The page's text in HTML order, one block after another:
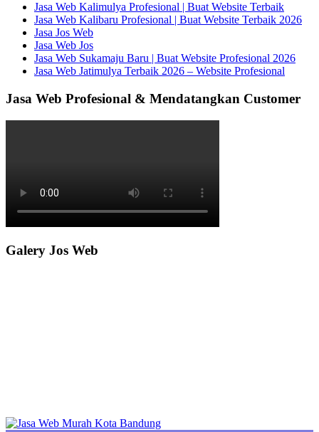
Jasa Web Kalimulya Profesional | Buat Website Terbaik
Jasa Web Kalibaru Profesional | Buat Website Terbaik 2026
Jasa Jos Web
Jasa Web Jos
Jasa Web Sukamaju Baru | Buat Website Profesional 2026
Jasa Web Jatimulya Terbaik 2026 – Website Profesional
Jasa Web Profesional & Mendatangkan Customer
Galery Jos Web